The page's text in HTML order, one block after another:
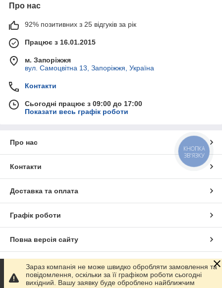
Про нас
92% позитивних з 25 відгуків за рік
Працює з 16.01.2015
м. Запоріжжя
вул. Самоцвітна 13, Запоріжжя, Україна
Контакти
Сьогодні працює з 09:00 до 17:00
Показати весь графік роботи
Про нас
Контакти
Доставка та оплата
Графік роботи
Повна версія сайту
Сайт створено на маркетплейсі Prom.ua
Зараз компанія не може швидко обробляти замовлення та
повідомлення, оскільки за її графіком роботи сьогодні
вихідний. Вашу заявку буде оброблено найближчим
КНОПКА
ЗВ'ЯЗКУ